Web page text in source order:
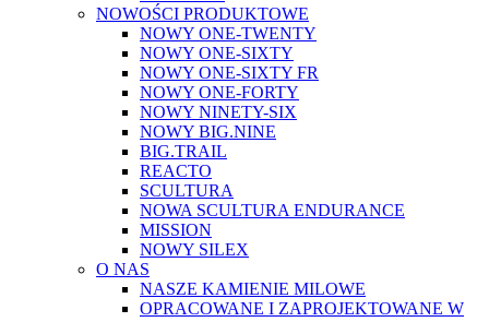
NOWOŚCI PRODUKTOWE
NOWY ONE-TWENTY
NOWY ONE-SIXTY
NOWY ONE-SIXTY FR
NOWY ONE-FORTY
NOWY NINETY-SIX
NOWY BIG.NINE
BIG.TRAIL
REACTO
SCULTURA
NOWA SCULTURA ENDURANCE
MISSION
NOWY SILEX
O NAS
NASZE KAMIENIE MILOWE
OPRACOWANE I ZAPROJEKTOWANE W